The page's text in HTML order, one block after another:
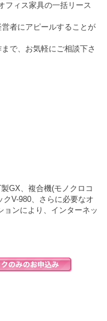
フィス家具の一括リース
者にアピールすることが
で、お気軽にご相談下さ
GX、複合機(モノクロコ
V-980、さらに必要なオ
ョンにより、インターネッ